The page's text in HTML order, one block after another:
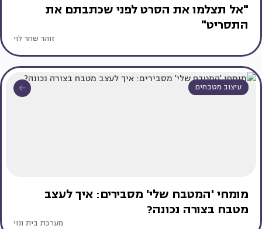
"אל תצלמו את הסרט לפני שכתבתם את
התסריט"
זוהר שחר לוי
עיצוב מטבחים
מומחי 'המטבח שלי' מסבירים: איך לעצב
מטבח בצורה נכונה?
מערכת בית ונוי